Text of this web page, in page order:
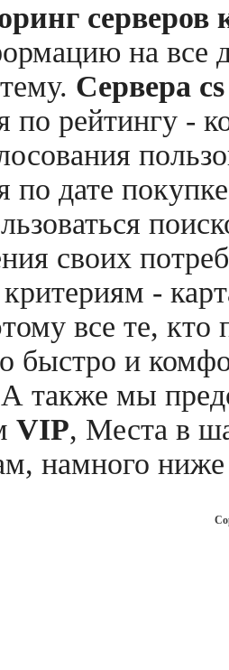
серверов
на все
Сервера
по рейтингу -
по дате
своих
-
все те,
быстро и
А также мы
VIP, Места в
намного